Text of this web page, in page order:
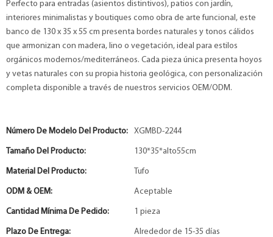
Perfecto para entradas (asientos distintivos), patios con jardín,
interiores minimalistas y boutiques como obra de arte funcional, este
banco de 130 x 35 x 55 cm presenta bordes naturales y tonos cálidos
que armonizan con madera, lino o vegetación, ideal para estilos
orgánicos modernos/mediterráneos. Cada pieza única presenta hoyos
y vetas naturales con su propia historia geológica, con personalización
completa disponible a través de nuestros servicios OEM/ODM.
Número De Modelo Del Producto: XGMBD-2244
Tamaño Del Producto: 130*35*alto55cm
Material Del Producto: Tufo
ODM & OEM: Aceptable
Cantidad Mínima De Pedido: 1 pieza
Plazo De Entrega: Alrededor de 15-35 días